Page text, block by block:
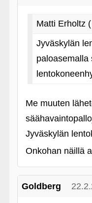
Matti Erholtz (
Jyväskylän
paloasemalla
Me muuten
Jyväskylän
Onkohan näillä
Goldberg